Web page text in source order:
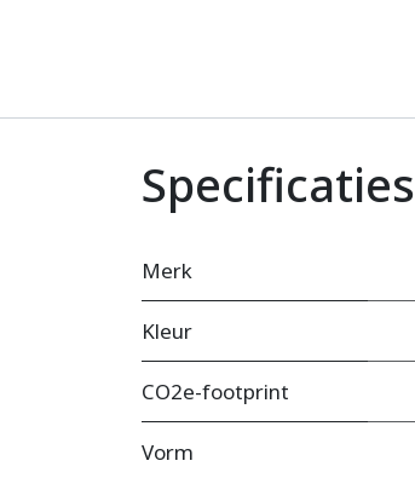
Specificaties
Merk
Kleur
CO2e-footprint
Vorm